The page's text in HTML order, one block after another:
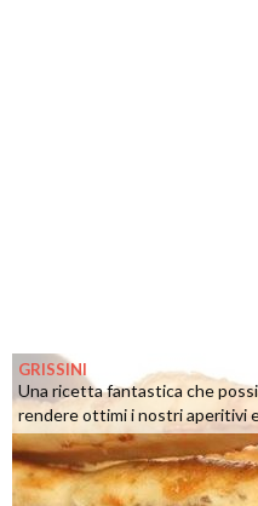
GRISSINI
Una ricetta fantastica che
rendere ottimi i nostri aperitivi